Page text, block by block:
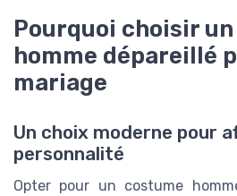
Pourquoi choisir
homme dépareillé
mariage
Un choix moderne pour
personnalité
Opter pour un costume